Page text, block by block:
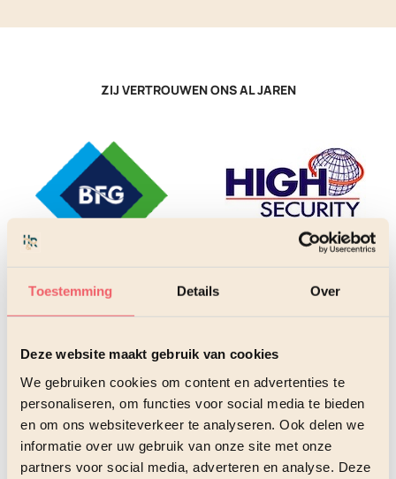
Toestemming Details Over
Deze website maakt gebruik van cookies
We gebruiken cookies om content en advertenties te
personaliseren, om functies voor social media te bieden
en om ons websiteverkeer te analyseren. Ook delen we
informatie over uw gebruik van onze site met onze
partners voor social media, adverteren en analyse. Deze
ZIJ VERTROUWEN ONS AL JAREN